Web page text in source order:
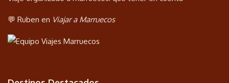
💬 Ruben en Viajar a Marruecos